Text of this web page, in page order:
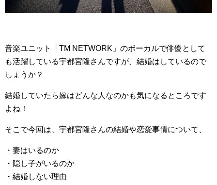
音楽ユニット「TM NETWORK」のボーカルで俳優として
も活躍している宇都宮隆さんですが、結婚はしているので
しょうか？
結婚していたら嫁はどんな人なのかも気になるところです
よね！
そこで今回は、宇都宮隆さんの結婚や恋愛事情について、
・妻はいるのか
・隠し子がいるのか
・結婚しない理由